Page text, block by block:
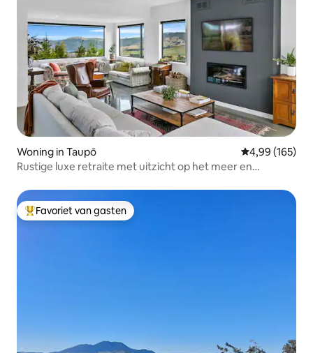
Woning in Taupō Gemiddelde
4,99 (165)
Rustige luxe retraite met uitzicht op het meer en
Topfavoriet van gasten
Favoriet van gasten